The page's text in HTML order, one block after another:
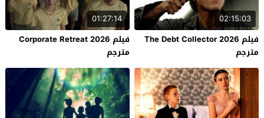
02:15:03
فيلم The Debt Collector 2026
مترجم
01:27:14
فيلم Corporate Retreat 2026
مترجم